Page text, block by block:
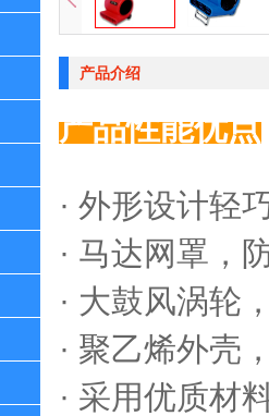
产品介绍
产品性能优点
· 外形设计轻
· 马达网罩，
· 大鼓风涡轮
· 聚乙烯外壳
· 采用优质材